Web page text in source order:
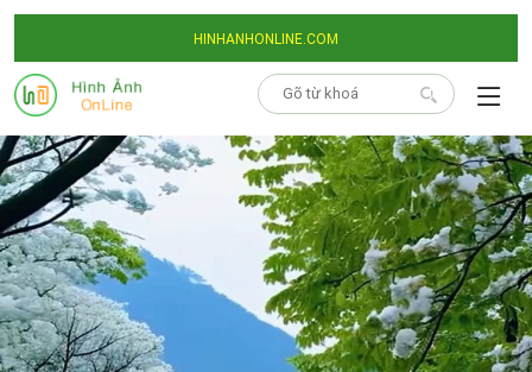
HINHANHONLINE.COM